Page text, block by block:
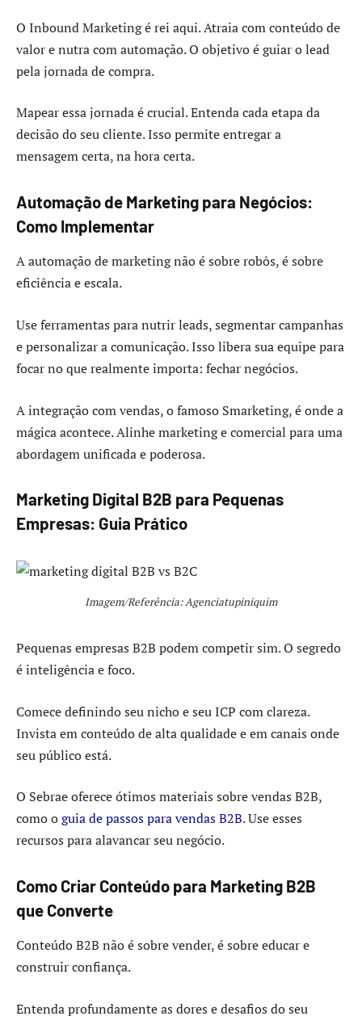
O Inbound Marketing é rei aqui. Atraia com conteúdo de
valor e nutra com automação. O objetivo é guiar o lead
pela jornada de compra.
Mapear essa jornada é crucial. Entenda cada etapa da
decisão do seu cliente. Isso permite entregar a
mensagem certa, na hora certa.
Automação de Marketing para Negócios:
Como Implementar
A automação de marketing não é sobre robôs, é sobre
eficiência e escala.
Use ferramentas para nutrir leads, segmentar campanhas
e personalizar a comunicação. Isso libera sua equipe para
focar no que realmente importa: fechar negócios.
A integração com vendas, o famoso Smarketing, é onde a
mágica acontece. Alinhe marketing e comercial para uma
abordagem unificada e poderosa.
Marketing Digital B2B para Pequenas
Empresas: Guia Prático
Imagem/Referência: Agenciatupiniquim
Pequenas empresas B2B podem competir sim. O segredo
é inteligência e foco.
Comece definindo seu nicho e seu ICP com clareza.
Invista em conteúdo de alta qualidade e em canais onde
seu público está.
O Sebrae oferece ótimos materiais sobre vendas B2B,
como oguia de passos para vendas B2B. Use esses
recursos para alavancar seu negócio.
Como Criar Conteúdo para Marketing B2B
que Converte
Conteúdo B2B não é sobre vender, é sobre educar e
construir confiança.
Entenda profundamente as dores e desafios do seu